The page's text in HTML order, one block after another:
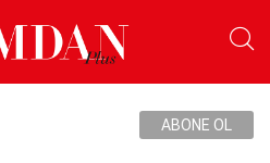
ABONE OL